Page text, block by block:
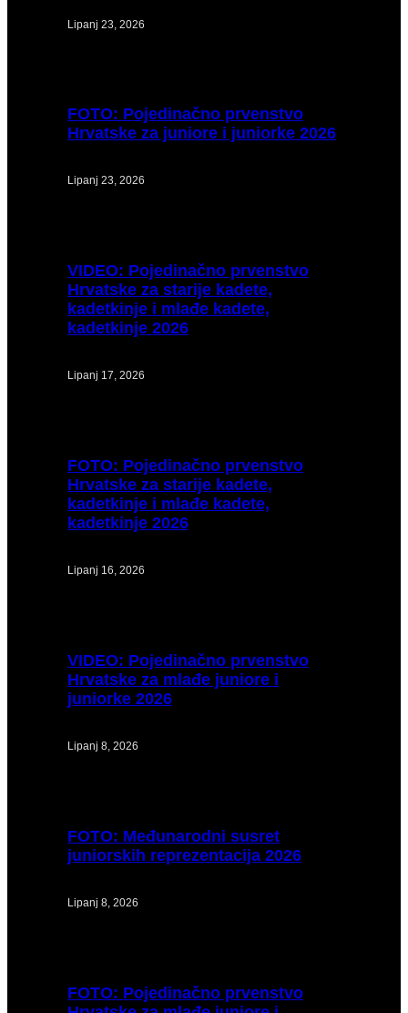
Lipanj 23, 2026
FOTO: Pojedinačno prvenstvo
Hrvatske za juniore i juniorke 2026
Lipanj 23, 2026
VIDEO: Pojedinačno prvenstvo
Hrvatske za starije kadete,
kadetkinje i mlađe kadete,
kadetkinje 2026
Lipanj 17, 2026
FOTO: Pojedinačno prvenstvo
Hrvatske za starije kadete,
kadetkinje i mlađe kadete,
kadetkinje 2026
Lipanj 16, 2026
VIDEO: Pojedinačno prvenstvo
Hrvatske za mlađe juniore i
juniorke 2026
Lipanj 8, 2026
FOTO: Međunarodni susret
juniorskih reprezentacija 2026
Lipanj 8, 2026
FOTO: Pojedinačno prvenstvo